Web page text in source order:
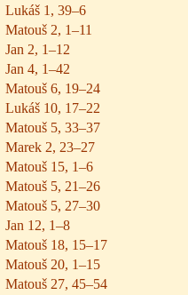
Lukáš 1, 39–6
Matouš 2, 1–11
Jan 2, 1–12
Jan 4, 1–42
Matouš 6, 19–24
Lukáš 10, 17–22
Matouš 5, 33–37
Marek 2, 23–27
Matouš 15, 1–6
Matouš 5, 21–26
Matouš 5, 27–30
Jan 12, 1–8
Matouš 18, 15–17
Matouš 20, 1–15
Matouš 27, 45–54